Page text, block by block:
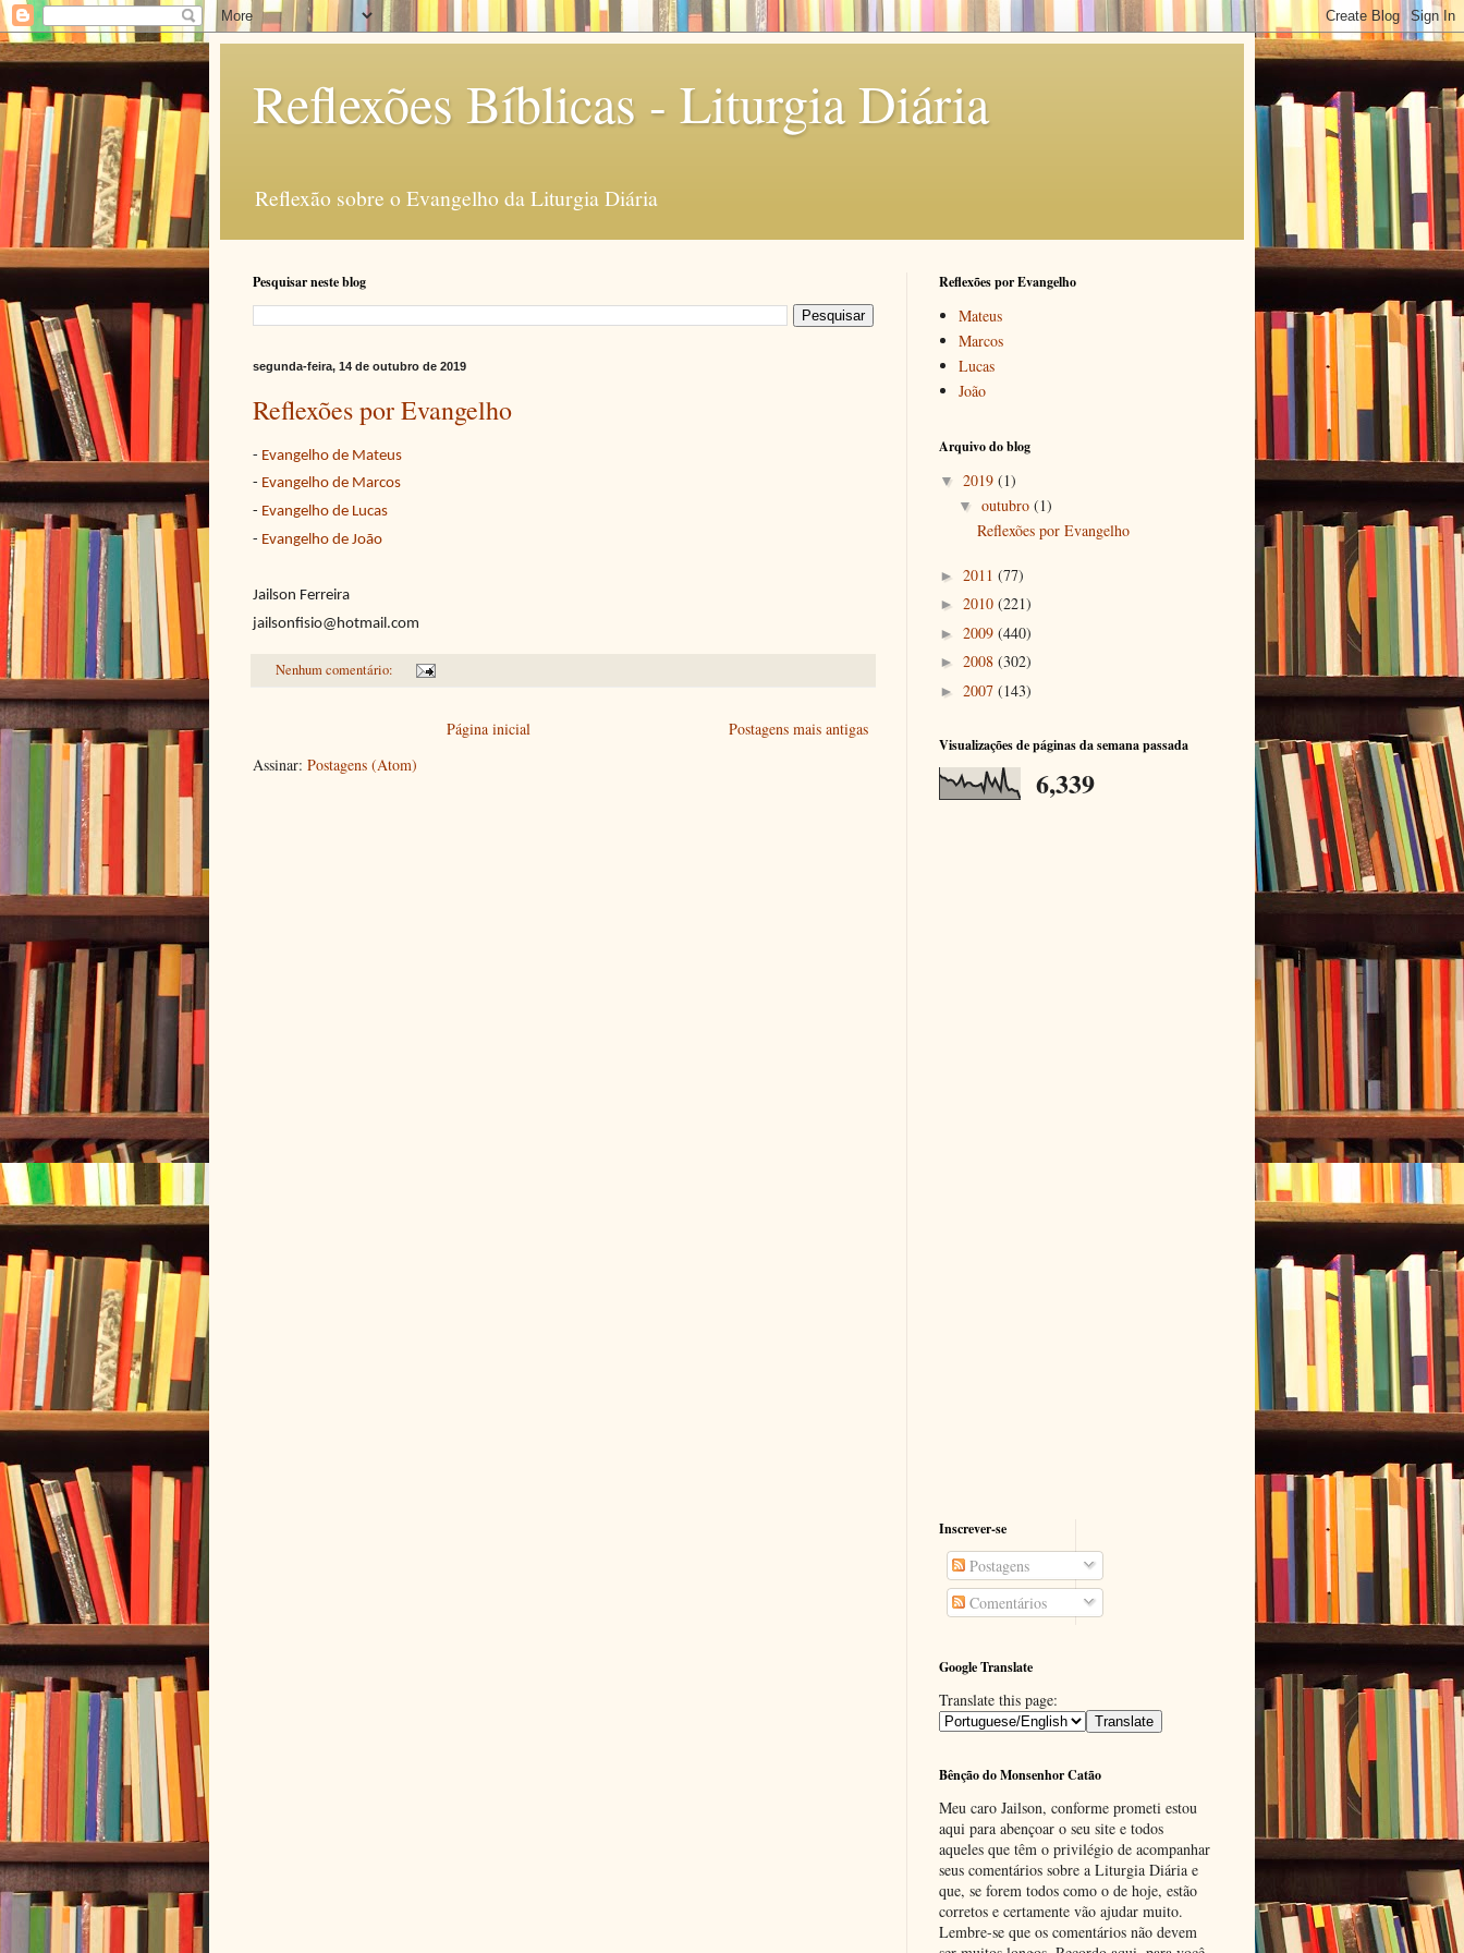
Reflexões Bíblicas - Liturgia Diária
Reflexão sobre o Evangelho da Liturgia Diária
Pesquisar neste blog
segunda-feira, 14 de outubro de 2019
Reflexões por Evangelho
- Evangelho de Mateus
- Evangelho de Marcos
- Evangelho de Lucas
- Evangelho de João
Jailson Ferreira
jailsonfisio@hotmail.com
Nenhum comentário:
Postagens mais antigas
Página inicial
Assinar: Postagens (Atom)
Reflexões por Evangelho
Mateus
Marcos
Lucas
João
Arquivo do blog
▼ 2019 (1)
▼ outubro (1)
Reflexões por Evangelho
► 2011 (77)
► 2010 (221)
► 2009 (440)
► 2008 (302)
► 2007 (143)
Visualizações de páginas da semana passada
6,339
Inscrever-se
Postagens
Comentários
Google Translate
Translate this page:
Bênção do Monsenhor Catão
Meu caro Jailson, conforme prometi estou
aqui para abençoar o seu site e todos
aqueles que têm o privilégio de acompanhar
seus comentários sobre a Liturgia Diária e
que, se forem todos como o de hoje, estão
corretos e certamente vão ajudar muito.
Lembre-se que os comentários não devem